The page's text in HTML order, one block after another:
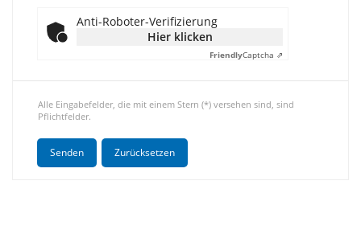
Anti-Roboter-Verifizierung
Hier klicken
FriendlyCaptcha ⇗
Alle Eingabefelder, die mit einem Stern (*) versehen sind, sind
Pflichtfelder.